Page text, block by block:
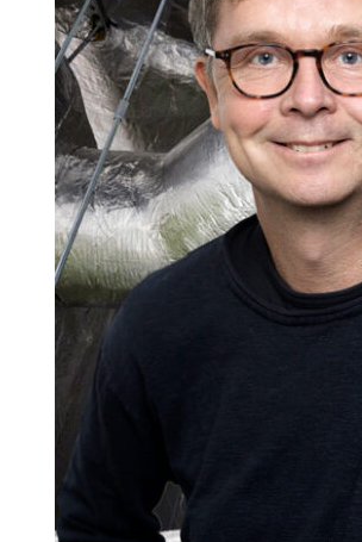
Kontakt
Information om GDPR
Search for:
SEARCH